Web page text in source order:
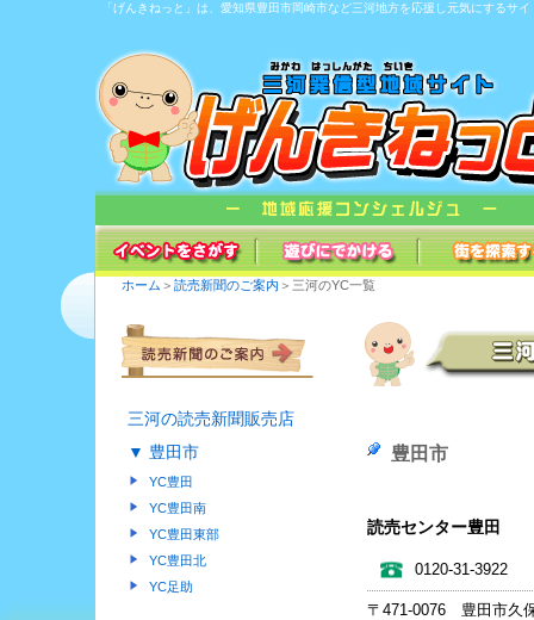
「げんきねっと」は、愛知県豊田市岡崎市など三河地方を応援し元気にするサ
ホーム ＞ 読売新聞のご案内 ＞三河のYC一覧
三河の読売新聞販売店
▼ 豊田市
YC豊田
YC豊田南
YC豊田東部
YC豊田北
YC足助
豊田市
読売センター豊田
0120-31-3922
〒471-0076 豊田市久